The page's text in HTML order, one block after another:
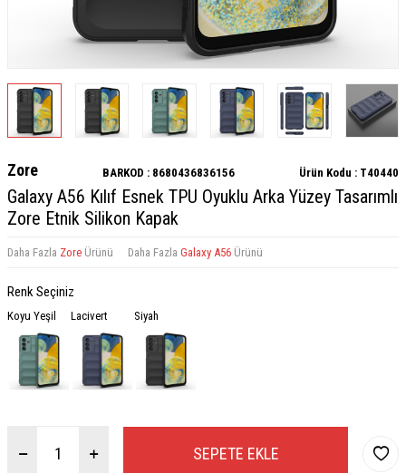
Zore BARKOD : 8680436836156 Ürün Kodu : T40440
Galaxy A56 Kılıf Esnek TPU Oyuklu Arka Yüzey Tasarımlı
Zore Etnik Silikon Kapak
Daha Fazla Zore Ürünü Daha Fazla Galaxy A56 Ürünü
Renk Seçiniz
Koyu Yeşil Lacivert Siyah
SEPETE EKLE